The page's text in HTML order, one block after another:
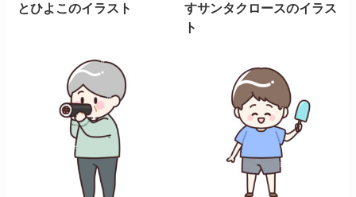
とひよこのイラスト
すサンタクロースのイラス
ト